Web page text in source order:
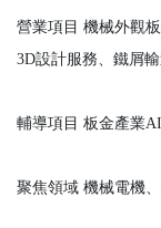
營業項目 機械外觀
3D設計服務、鐵屑
輔導項目 板金產業
聚焦領域 機械電機